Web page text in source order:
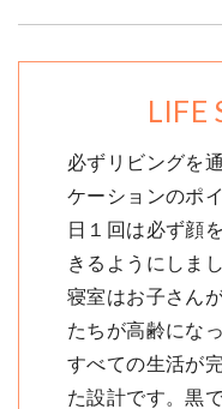
LIFE
必ずリビングを
ケーションのポ
日１回は必ず顔
きるようにしま
寝室はお子さん
たちが高齢にな
すべての生活が
た設計です。黒